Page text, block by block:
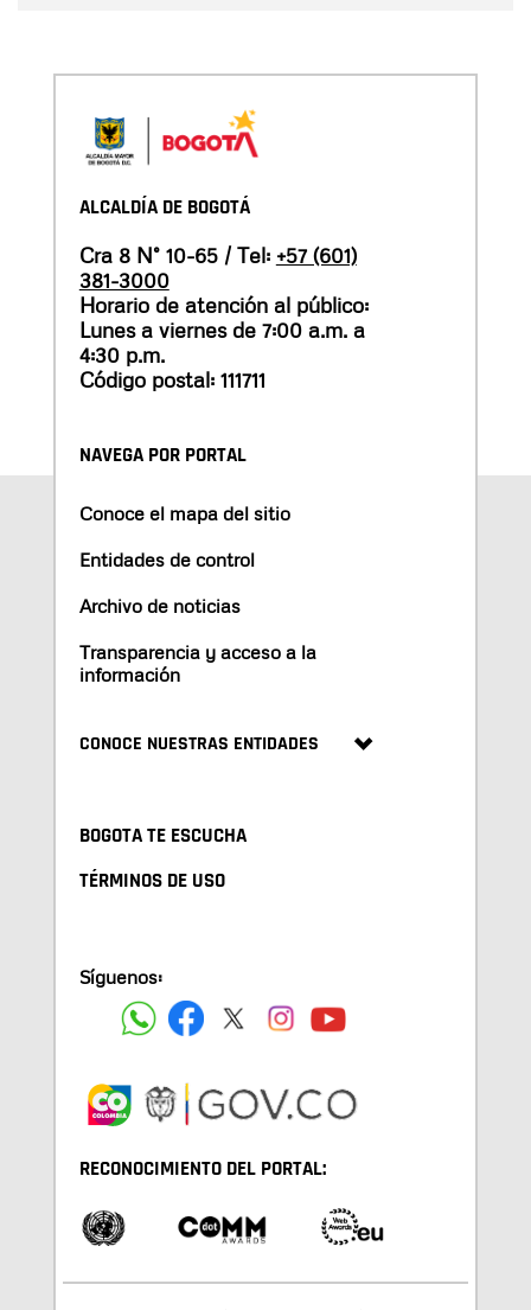
ALCALDÍA DE BOGOTÁ
Cra 8 N° 10-65 / Tel: +57 (601)
381-3000
Horario de atención al público:
Lunes a viernes de 7:00 a.m. a
4:30 p.m.
Código postal: 111711
NAVEGA POR PORTAL
Conoce el mapa del sitio
Entidades de control
Archivo de noticias
Transparencia y acceso a la
información
CONOCE NUESTRAS ENTIDADES
BOGOTA TE ESCUCHA
TÉRMINOS DE USO
Síguenos:
RECONOCIMIENTO DEL PORTAL: